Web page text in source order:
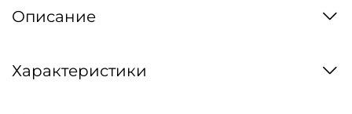
Описание
Характеристики